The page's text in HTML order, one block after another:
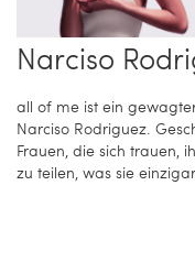
Narciso
all of me ist ein
Narciso Rodriguez.
Frauen, die sich trauen,
zu teilen, was sie